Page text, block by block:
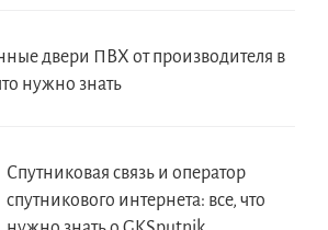
двери ПВХ от производителя в
нужно знать
Спутниковая связь и оператор
спутникового интернета: все, что